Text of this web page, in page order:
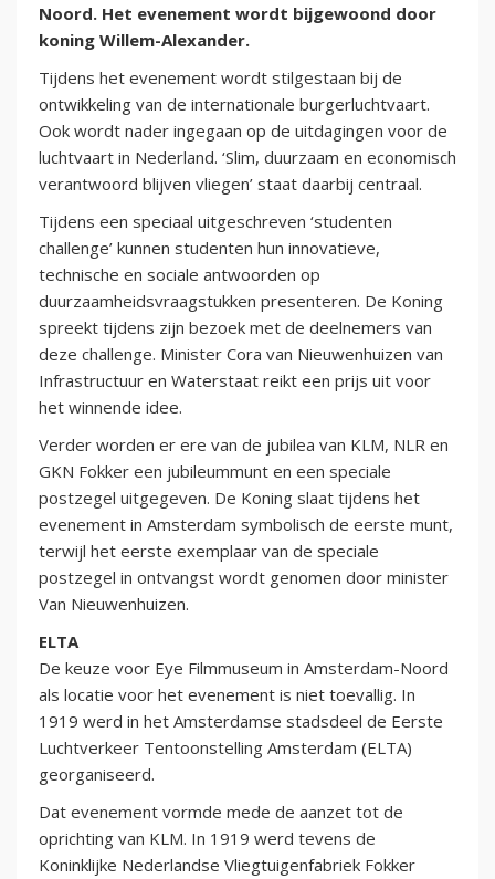
Noord. Het evenement wordt bijgewoond door
koning Willem-Alexander.
Tijdens het evenement wordt stilgestaan bij de
ontwikkeling van de internationale burgerluchtvaart.
Ook wordt nader ingegaan op de uitdagingen voor de
luchtvaart in Nederland. ‘Slim, duurzaam en economisch
verantwoord blijven vliegen’ staat daarbij centraal.
Tijdens een speciaal uitgeschreven ‘studenten
challenge’ kunnen studenten hun innovatieve,
technische en sociale antwoorden op
duurzaamheidsvraagstukken presenteren. De Koning
spreekt tijdens zijn bezoek met de deelnemers van
deze challenge. Minister Cora van Nieuwenhuizen van
Infrastructuur en Waterstaat reikt een prijs uit voor
het winnende idee.
Verder worden er ere van de jubilea van KLM, NLR en
GKN Fokker een jubileummunt en een speciale
postzegel uitgegeven. De Koning slaat tijdens het
evenement in Amsterdam symbolisch de eerste munt,
terwijl het eerste exemplaar van de speciale
postzegel in ontvangst wordt genomen door minister
Van Nieuwenhuizen.
ELTA
De keuze voor Eye Filmmuseum in Amsterdam-Noord
als locatie voor het evenement is niet toevallig. In
1919 werd in het Amsterdamse stadsdeel de Eerste
Luchtverkeer Tentoonstelling Amsterdam (ELTA)
georganiseerd.
Dat evenement vormde mede de aanzet tot de
oprichting van KLM. In 1919 werd tevens de
Koninklijke Nederlandse Vliegtuigenfabriek Fokker